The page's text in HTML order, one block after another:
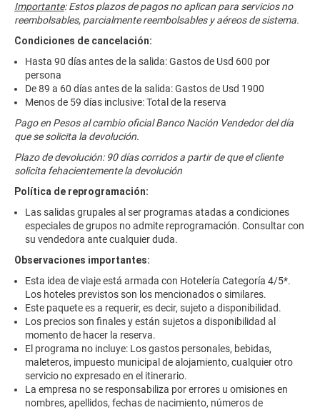
Importante: Estos plazos de pagos no aplican para servicios no
reembolsables, parcialmente reembolsables y aéreos de sistema.
Condiciones de cancelación:
Hasta 90 días antes de la salida: Gastos de Usd 600 por
persona
De 89 a 60 días antes de la salida: Gastos de Usd 1900
Menos de 59 días inclusive: Total de la reserva
Pago en Pesos al cambio oficial Banco Nación Vendedor del día
que se solicita la devolución.
Plazo de devolución: 90 días corridos a partir de que el cliente
solicita fehacientemente la devolución
Política de reprogramación:
Las salidas grupales al ser programas atadas a condiciones
especiales de grupos no admite reprogramación. Consultar con
su vendedora ante cualquier duda.
Observaciones importantes:
Esta idea de viaje está armada con Hotelería Categoría 4/5*.
Los hoteles previstos son los mencionados o similares.
Este paquete es a requerir, es decir, sujeto a disponibilidad.
Los precios son finales y están sujetos a disponibilidad al
momento de hacer la reserva.
El programa no incluye: Los gastos personales, bebidas,
maleteros, impuesto municipal de alojamiento, cualquier otro
servicio no expresado en el itinerario.
La empresa no se responsabiliza por errores u omisiones en
nombres, apellidos, fechas de nacimiento, números de